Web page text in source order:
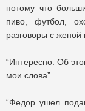
потому что
пиво, футбол,
разговоры с женой
“Интересно. Об
мои слова”.
“Федор ушел